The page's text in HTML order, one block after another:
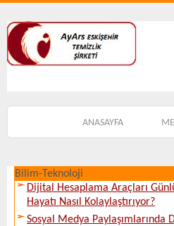
ANASAYFA
Bilim-Teknoloji
Dijital Hesaplama Araçları
Hayatı Nasıl Kolaylaştırıyor?
Sosyal Medya Paylaşımlarında